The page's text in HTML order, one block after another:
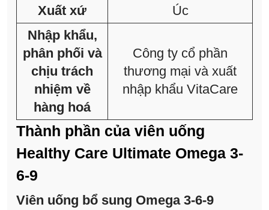
Xuất xứ
Úc
Nhập khẩu,
phân phối và
chịu trách
nhiệm về
hàng hoá
Công ty cổ phần
thương mại và xuất
nhập khẩu VitaCare
Thành phần của viên uống
Healthy Care Ultimate Omega 3-
6-9
Viên uống bổ sung Omega 3-6-9